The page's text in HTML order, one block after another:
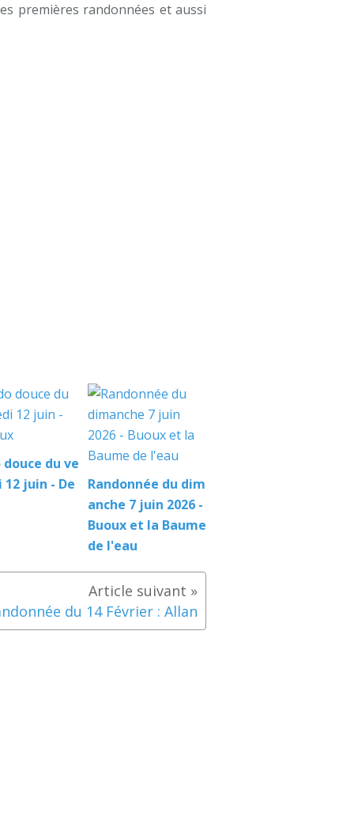
premières randonnées et aussi
douce du ve
juin - De
Randonnée du dim
anche 7 juin 2026 -
Buoux et la Baume
de l'eau
du 14 Février : Allan